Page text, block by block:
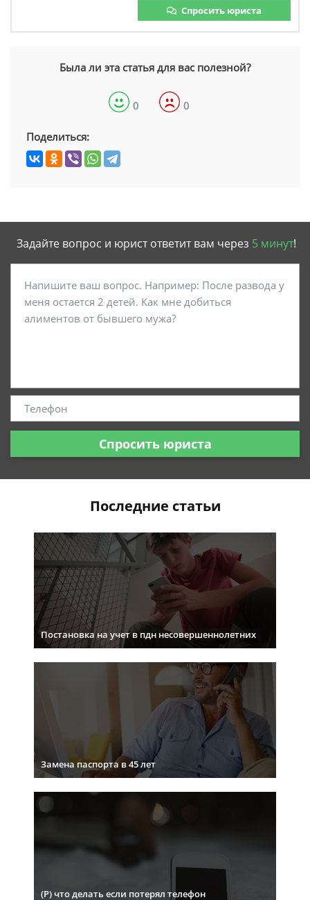
Спросить юриста
Была ли эта статья для вас полезной?
0 0
Поделиться:
Задайте вопрос и юрист ответит вам через 5 минут!
Спросить юриста
Последние статьи
Постановка на учет в пдн несовершеннолетних
Замена паспорта в 45 лет
(Р) что делать если потерял телефон